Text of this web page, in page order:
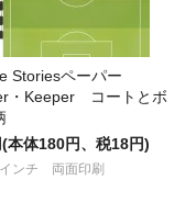
Storiesペーパー
・Keeper コートとボ
本体180円、税18円)
ンチ 両面印刷